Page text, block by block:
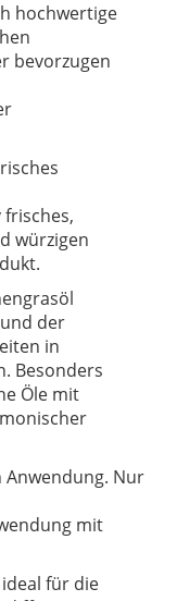
hochwertige
bevorzugen
würzigen
der
in
Besonders
Öle mit
Nur
mit
für die